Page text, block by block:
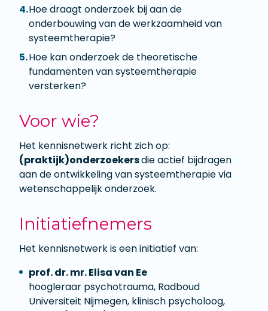
Hoe draagt onderzoek bij aan de
onderbouwing van de werkzaamheid van
systeemtherapie?
Hoe kan onderzoek de theoretische
fundamenten van systeemtherapie
versterken?
Voor wie?
Het kennisnetwerk richt zich op:
(praktijk)onderzoekersdie actief bijdragen
aan de ontwikkeling van systeemtherapie via
wetenschappelijk onderzoek.
Initiatiefnemers
Het kennisnetwerk is een initiatief van:
prof. dr. mr. Elisa van Ee
hoogleraar psychotrauma, Radboud
Universiteit Nijmegen, klinisch psycholoog,